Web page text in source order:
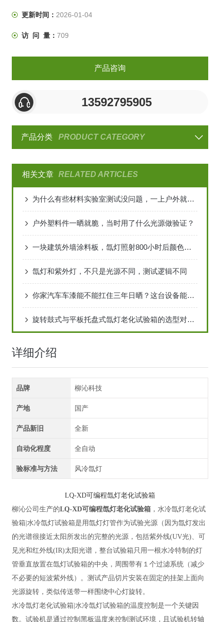
更新时间： 2026-01-04
访 问 量： 709
产品咨询
13592795905
产品分类 PRODUCT CATEGORY
相关文章 RELATED ARTICLES
为什么有些材料实验室测试没问题，一上户外就扛不住
户外塑料件一晒就脆，当时用了什么光源做验证？
一块建筑外墙涂料板，氙灯照射800小时后颜色变化有多大
氙灯和紫外灯，不只是光源不同，测试逻辑不同
你家汽车车漆能不能扛住三年日晒？这台设备能提前告诉你答案
旋转鼓式与平板托盘式氙灯老化试验箱的选型对比分析
详细介绍
品牌 柳沁科技
产地 国产
产品新旧 全新
自动化程度 全自动
验标准与方法 风冷氙灯
LQ-XD可编程氙灯老化试验箱
柳沁公司生产的LQ-XD可编程氙灯老化试验箱，水冷氙灯老化试
验箱 |水冷氙灯试验箱是用氙灯灯管作为试验光源（因为氙灯发出
的光谱很接近太阳所发出的完整的光源，包括紫外线(UV光)、可
见光和红外线(IR)太阳光谱，整台试验箱只用一根水冷特制的灯
管垂直放置在氙灯试验箱的中央，周围带有１个过滤系统（减少
不必要的短波紫外线）。测试产品切片安装在固定的挂架上面向
光源旋转，类似传送带一样围绕中心灯旋转。
水冷氙灯老化试验箱 |水冷氙灯试验箱的温度控制是一个关键因
数。试验机是通过控制黑板温度来控制测试环境，且试验机转轴